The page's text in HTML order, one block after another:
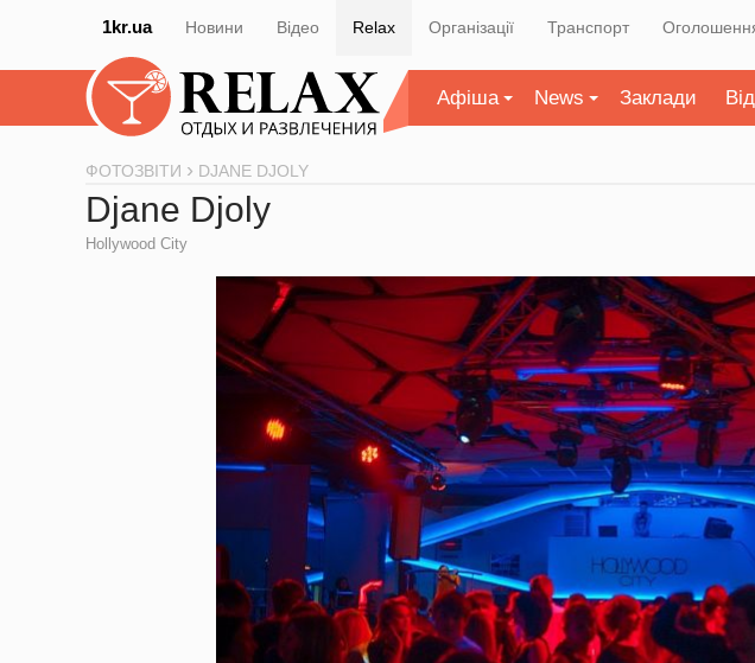
1kr.ua Новини Відео Relax Організації Транспорт
Афіша News Заклади
ФОТОЗВІТИ DJANE DJOLY
Djane Djoly
Hollywood City